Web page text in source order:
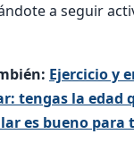
a seguir
Ejercicio y
tengas la edad
es bueno para